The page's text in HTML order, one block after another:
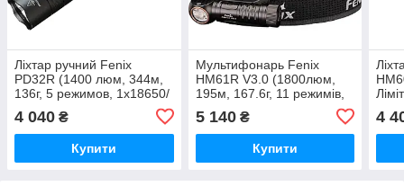
Ліхтар ручний Fenix
PD32R (1400 люм, 344м,
136г, 5 режимов, 1х18650/
135х26.5х23.6мм)
4 040 ₴
Купити
Мультифонарь Fenix
HM61R V3.0 (1800люм,
195м, 167.6г, 11 режимів,
1х18650/ 2хCR123A, ІР68,
105.4х38х50.95мм)
5 140₴
Купити
4